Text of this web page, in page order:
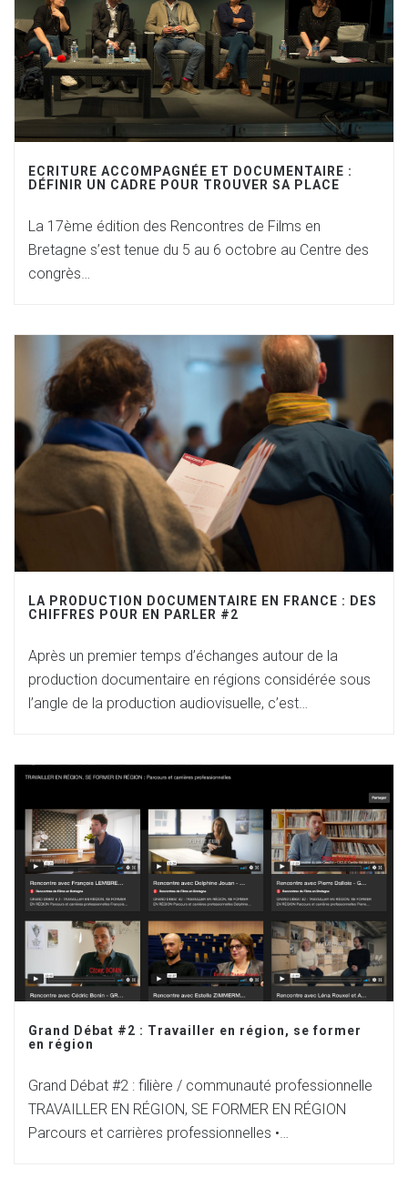
ECRITURE ACCOMPAGNÉE ET DOCUMENTAIRE :
DÉFINIR UN CADRE POUR TROUVER SA PLACE
La 17ème édition des Rencontres de Films en
Bretagne s’est tenue du 5 au 6 octobre au Centre des
congrès…
LA PRODUCTION DOCUMENTAIRE EN FRANCE : DES
CHIFFRES POUR EN PARLER #2
Après un premier temps d’échanges autour de la
production documentaire en régions considérée sous
l’angle de la production audiovisuelle, c’est…
Grand Débat #2 : Travailler en région, se former
en région
Grand Débat #2 : filière / communauté professionnelle
TRAVAILLER EN RÉGION, SE FORMER EN RÉGION
Parcours et carrières professionnelles •…